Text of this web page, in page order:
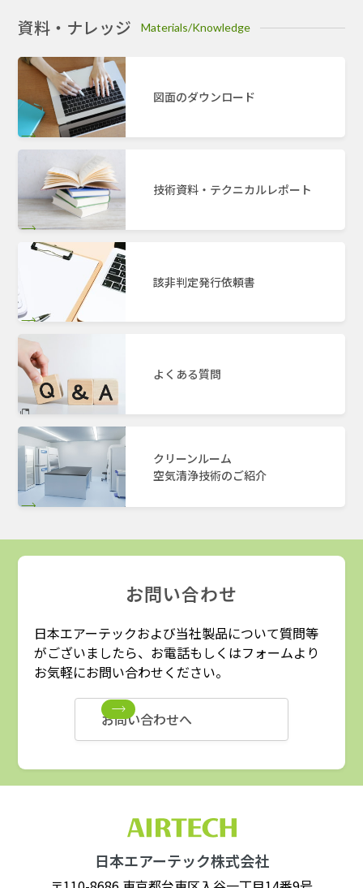
資料・ナレッジ Materials/Knowledge
図面のダウンロード
技術資料・テクニカルレポート
該非判定発行依頼書
よくある質問
クリーンルーム
空気清浄技術のご紹介
お問い合わせ
日本エアーテックおよび当社製品について質問等
がございましたら、お電話もしくはフォームより
お気軽にお問い合わせください。
お問い合わせへ
日本エアーテック株式会社